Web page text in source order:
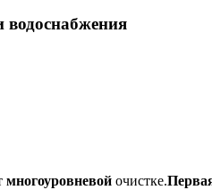
водоснабжения
многоуровневой очистке.